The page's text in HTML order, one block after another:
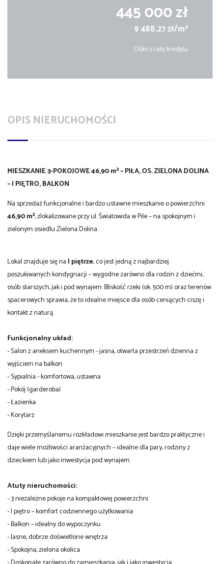
445 000 zł
9 488,27 zł/m2
Oblicz ratę kredytu
OPIS NIERUCHOMOŚCI
MIESZKANIE 3-POKOJOWE 46,90 m² – PIŁA, OS. ZIELONA DOLINA
– I PIĘTRO, BALKON
Na sprzedaż funkcjonalne i bardzo ustawne mieszkanie o powierzchni
46,90 m², zlokalizowane przy ul. Światowida w Pile – na spokojnym i
zielonym osiedlu Zielona Dolina.
Lokal znajduje się na I piętrze, co jest jedną z najbardziej
poszukiwanych kondygnacji – wygodne zarówno dla rodzin z dziećmi,
osób starszych, jak i pod wynajem. Bliskość rzeki (ok. 500 m) oraz terenów
spacerowych sprawia, że to idealne miejsce dla osób ceniących ciszę i
kontakt z naturą.
Funkcjonalny układ:
- Salon z aneksem kuchennym - jasna, otwarta przestrzeń dzienna z
wyjściem na balkon
- Sypialnia - komfortowa, ustawna
- Pokój (garderoba)
- Łazienka
- Korytarz
Dzięki przemyślanemu rozkładowi mieszkanie jest bardzo praktyczne i
daje wiele możliwości aranżacyjnych – idealne dla pary, rodziny z
dzieckiem lub jako inwestycja pod wynajem.
Atuty nieruchomości:
- 3 niezależne pokoje na kompaktowej powierzchni
- I piętro – komfort codziennego użytkowania
- Balkon – idealny do wypoczynku
- Jasne, dobrze doświetlone wnętrza
- Spokojna, zielona okolica